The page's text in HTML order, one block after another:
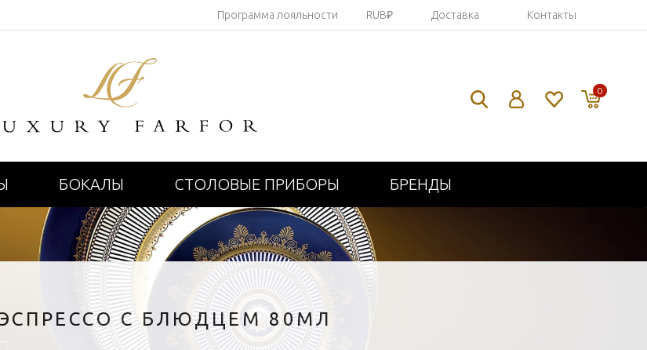
Программа лояльности RUB₽ Доставка Контакты
0
БОКАЛЫ СТОЛОВЫЕ ПРИБОРЫ БРЕНДЫ
С БЛЮДЦЕМ 80МЛ